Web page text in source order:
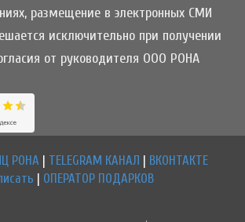
размещение в электронных СМИ
исключительно при получении
от руководителя ООО РОНА
РОНА TELEGRAM КАНАЛ
ВКОНТАКТЕ
ОПЕРАТОР ПОДАРКОВ